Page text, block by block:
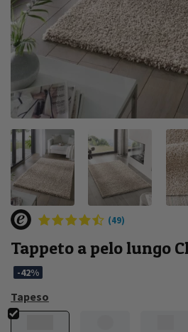
(49)
Tappeto a pelo lungo
-42%
Tapeso